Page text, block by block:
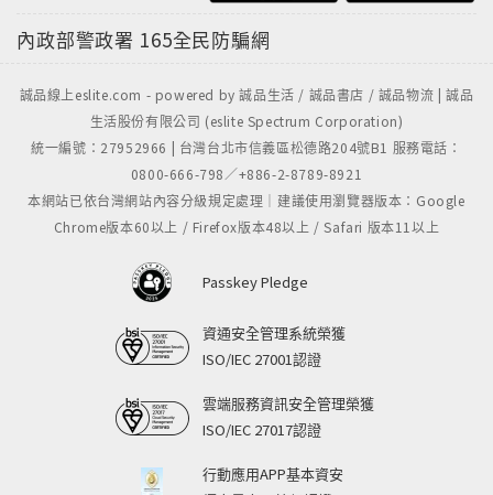
內政部警政署 165全民防騙網
誠品線上eslite.com - powered by 誠品生活 / 誠品書店 / 誠品物流 | 誠品
生活股份有限公司 (eslite Spectrum Corporation)
統一編號：27952966 | 台灣台北市信義區松德路204號B1 服務電話：
0800-666-798／+886-2-8789-8921
本網站已依台灣網站內容分級規定處理｜建議使用瀏覽器版本：Google
Chrome版本60以上 / Firefox版本48以上 / Safari 版本11以上
Passkey Pledge
資通安全管理系統榮獲
ISO/IEC 27001認證
雲端服務資訊安全管理榮獲
ISO/IEC 27017認證
行動應用APP基本資安